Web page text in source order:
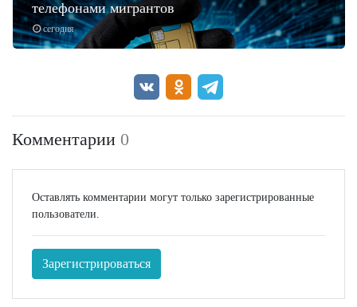
сегодня
телефонами мигрантов
Комментарии 0
Оставлять комментарии могут только зарегистрированные
пользователи.
Зарегистрироваться